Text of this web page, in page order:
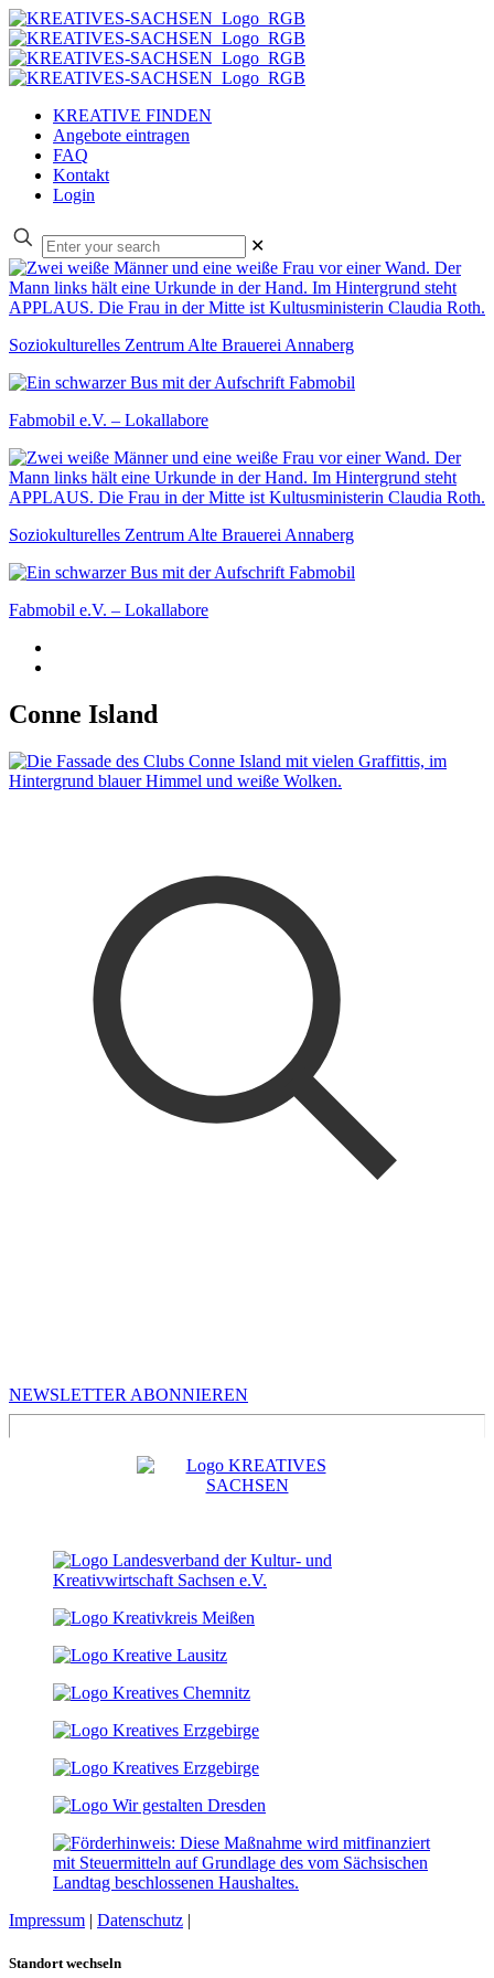
KREATIVE FINDEN
Angebote eintragen
FAQ
Kontakt
Login
✕
Soziokulturelles Zentrum Alte Brauerei Annaberg
Fabmobil e.V. – Lokallabore
Soziokulturelles Zentrum Alte Brauerei Annaberg
Fabmobil e.V. – Lokallabore
Conne Island
NEWSLETTER ABONNIEREN
Impressum | Datenschutz |
Standort wechseln